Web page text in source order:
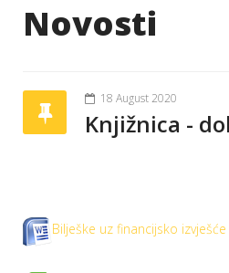
Novosti
18 August 2020
Knjižnica -
Bilješke uz financijsko